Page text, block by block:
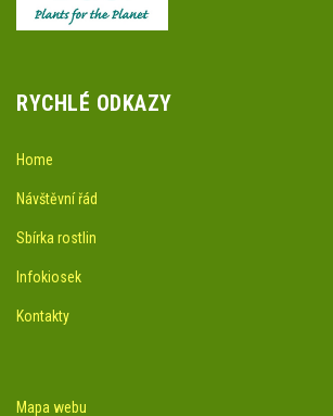
RYCHLÉ ODKAZY
Home
Návštěvní řád
Sbírka rostlin
Infokiosek
Kontakty
Mapa webu